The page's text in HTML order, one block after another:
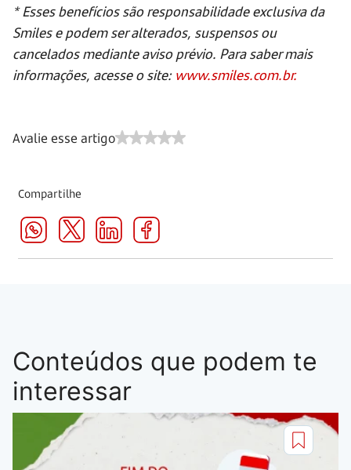
* Esses benefícios são responsabilidade exclusiva da
Smiles e podem ser alterados, suspensos ou
cancelados mediante aviso prévio. Para saber mais
informações, acesse o site: www.smiles.com.br.
Avalie esse artigo
Compartilhe
Conteúdos que podem te
interessar